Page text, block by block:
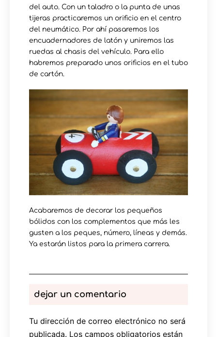
del auto. Con un taladro o la punta de unas
tijeras practicaremos un orificio en el centro
del neumático. Por ahí pasaremos los
encuadernadores de latón y uniremos las
ruedas al chasis del vehículo. Para ello
habremos preparado unos orificios en el tubo
de cartón.
Acabaremos de decorar los pequeños
bólidos con los complementos que más les
gusten a los peques, número, líneas y demás.
Ya estarán listos para la primera carrera.
dejar un comentario
Tu dirección de correo electrónico no será
publicada. Los campos obligatorios están